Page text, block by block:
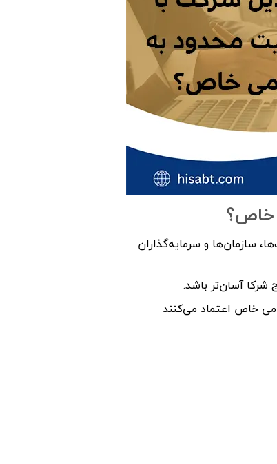
خاص؟
سازمان‌ها و سرمایه‌گذاران
آسان‌تر باشد.
خاص اعتماد می‌کنند